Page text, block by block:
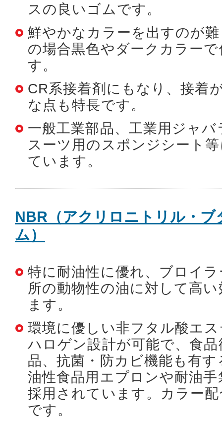
スの良いゴムです。
鮮やかなカラーを出すのが
の場合黒色やダークカラー
す。
CR系接着剤にもなり、接着
な点も特長です。
一般工業部品、工業用ジャ
スーツ用のスポンジシート
ています。
NBR（アクリロニトリル・ブ
ム）
特に耐油性に優れ、ブロイ
所の動物性の油に対して高
ます。
環境に優しい非フタル酸エ
ハロゲン設計が可能で、食品
品、抗菌・防カビ機能も有
油性食品用エプロンや耐油
採用されています。カラー
です。